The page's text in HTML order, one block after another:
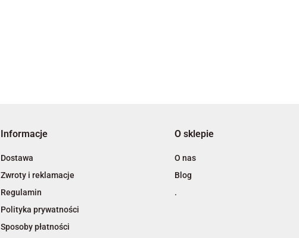
A4 Tech
Informacje
Dostawa
Zwroty i reklamacje
Regulamin
Polityka prywatności
Sposoby płatności
O sklepie
O nas
Blog
.